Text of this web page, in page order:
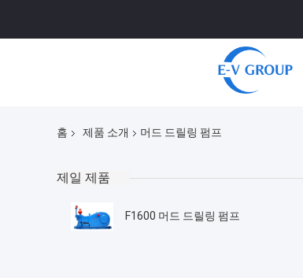
홈 제품 소개 머드 드릴링 펌프
제일 제품
F1600 머드 드릴링 펌프